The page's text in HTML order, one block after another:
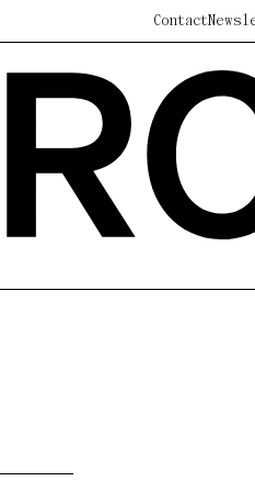
Contact